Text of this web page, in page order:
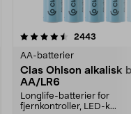
2443
AA-batterier
Clas Ohlson alkalisk
AA/LR6
Longlife-batterier for
fjernkontroller, LED-k...
4.5av 5 stjerner